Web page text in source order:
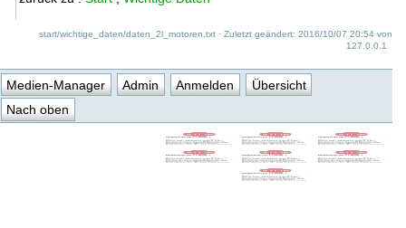
start/wichtige_daten/daten_2l_motoren.txt · Zuletzt geändert: 2016/10/07 20:54 von
127.0.0.1
Medien-Manager Admin Anmelden
Übersicht
Nach oben